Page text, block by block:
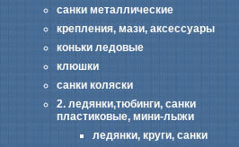
санки металлические
крепления, мази, аксессуары
коньки ледовые
клюшки
санки коляски
2. ледянки,тюбинги, санки
пластиковые, мини-лыжи
ледянки, круги, санки